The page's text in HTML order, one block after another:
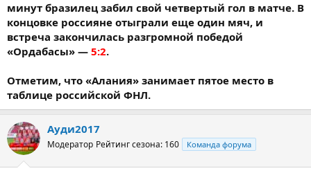
минут бразилец забил свой четвертый гол в матче. В
концовке россияне отыграли еще один мяч, и
встреча закончилась разгромной победой
«Ордабасы» — 5:2.
Отметим, что «Алания» занимает пятое место в
таблице российской ФНЛ.
Ауди2017
Модератор Рейтинг сезона: 160 Команда форума